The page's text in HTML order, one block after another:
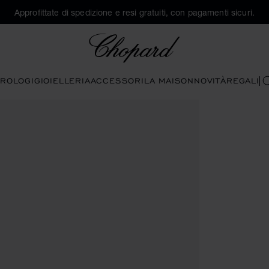
Approfittate di spedizione e resi gratuiti, con pagamenti sicuri.
GIOIELLERIAACCESSORILA MAISONNOVITÀREGALI